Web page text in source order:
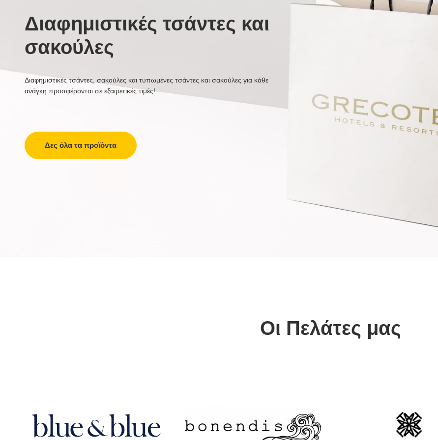
Διαφημιστικές τσάντες και
σακούλες
Διαφημιστικές τσάντες, σακούλες και τυπωμένες τσάντες και σακούλες για κάθε
ανάγκη προσφέρονται σε εξαιρετικές τιμές!
Δες όλα τα προϊόντα
Οι Πελάτες μας